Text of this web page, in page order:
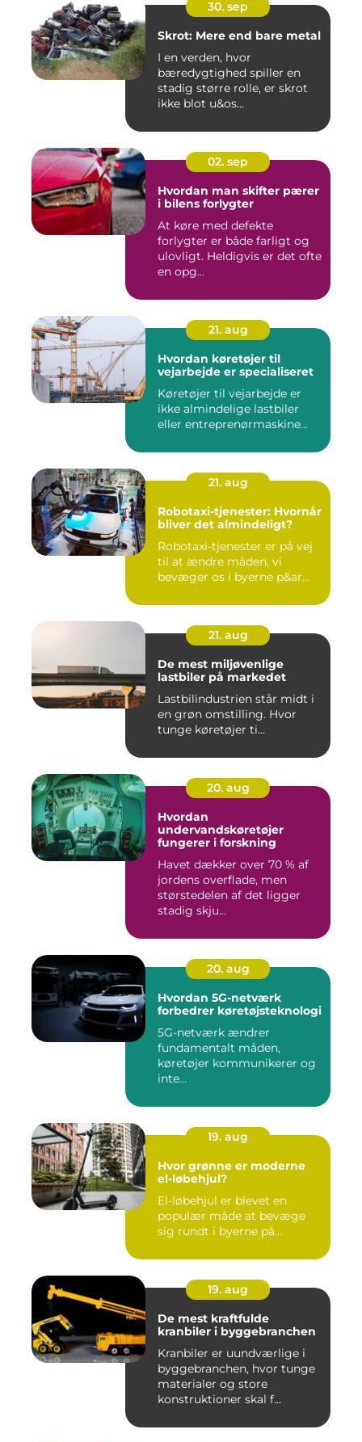
30. sep
Skrot: Mere end bare metal
I en verden, hvor
bæredygtighed spiller en
stadig større rolle, er skrot
ikke blot u&os...
02. sep
Hvordan man skifter pærer
i bilens forlygter
At køre med defekte
forlygter er både farligt og
ulovligt. Heldigvis er det ofte
en opg...
21. aug
Hvordan køretøjer til
vejarbejde er specialiseret
Køretøjer til vejarbejde er
ikke almindelige lastbiler
eller entreprenørmaskine...
21. aug
Robotaxi-tjenester: Hvornår
bliver det almindeligt?
Robotaxi-tjenester er på vej
til at ændre måden, vi
bevæger os i byerne p&ar...
21. aug
De mest miljøvenlige
lastbiler på markedet
Lastbilindustrien står midt i
en grøn omstilling. Hvor
tunge køretøjer ti...
20. aug
Hvordan
undervandskøretøjer
fungerer i forskning
Havet dækker over 70 % af
jordens overflade, men
størstedelen af det ligger
stadig skju...
20. aug
Hvordan 5G-netværk
forbedrer køretøjsteknologi
5G-netværk ændrer
fundamentalt måden,
køretøjer kommunikerer og
inte...
19. aug
Hvor grønne er moderne
el-løbehjul?
El-løbehjul er blevet en
populær måde at bevæge
sig rundt i byerne på...
19. aug
De mest kraftfulde
kranbiler i byggebranchen
Kranbiler er uundværlige i
byggebranchen, hvor tunge
materialer og store
konstruktioner skal f...